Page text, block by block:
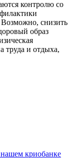
контролю со
снизить
образ
труда и отдыха,